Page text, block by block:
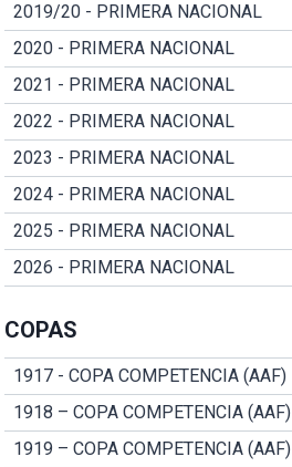
2019/20 - PRIMERA NACIONAL
2020 - PRIMERA NACIONAL
2021 - PRIMERA NACIONAL
2022 - PRIMERA NACIONAL
2023 - PRIMERA NACIONAL
2024 - PRIMERA NACIONAL
2025 - PRIMERA NACIONAL
2026 - PRIMERA NACIONAL
COPAS
1917 - COPA COMPETENCIA (AAF)
1918 – COPA COMPETENCIA (AAF)
1919 – COPA COMPETENCIA (AAF)